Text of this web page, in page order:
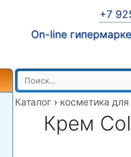
+7
On-line
Каталог › косметика
Крем